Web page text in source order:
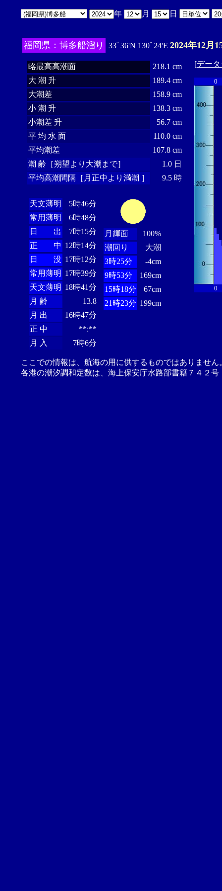
年 月 日
福岡県：博多船溜り 33ﾟ36'N 130ﾟ24'E 2024年12月
略最高高潮面
218.1 cm
大 潮 升
189.4 cm
大潮差
158.9 cm
小 潮 升
138.3 cm
小潮差 升
56.7 cm
平 均 水 面
110.0 cm
平均潮差
107.8 cm
潮 齢［朔望より大潮まで］
1.0 日
平均高潮間隔［月正中より満潮 ］
9.5 時
天文薄明
5時46分
常用薄明
6時48分
日 出
7時15分
正 中 12時14分
日 没 17時12分
常用薄明 17時39分
天文薄明 18時41分
月 齢
13.8
月 出
16時47分
正 中
**:**
月 入
7時6分
月輝面
100%
潮回り
大潮
3時25分
-4cm
9時53分
169cm
15時18分
67cm
21時23分 199cm
[デー
0
0
ここでの情報は、航海の用に供するものではありませ
各港の潮汐調和定数は、海上保安庁水路部書籍７４２